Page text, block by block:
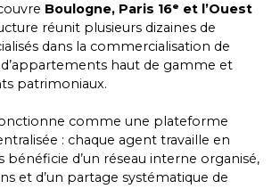
Boulogne, Paris 16ᵉ et l’Ouest
réunit plusieurs dizaines de
dans la commercialisation de
haut de gamme et
patrimoniaux.
comme une plateforme
: chaque agent travaille en
bénéficie d’un réseau interne organisé,
et d’un partage systématique de